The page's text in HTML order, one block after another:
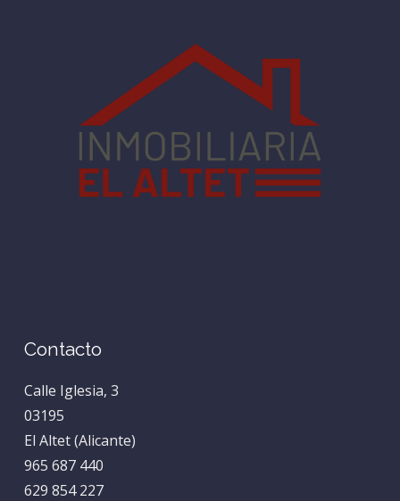
Contacto
Calle Iglesia, 3
03195
El Altet (Alicante)
965 687 440
629 854 227